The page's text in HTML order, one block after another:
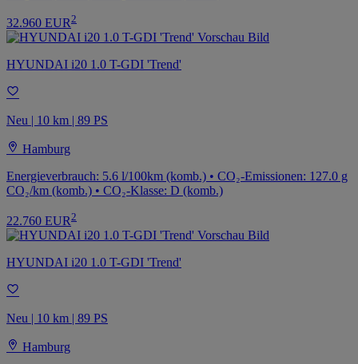
32.960 EUR 2
HYUNDAI i20 1.0 T-GDI 'Trend'
Neu | 10 km | 89 PS
Hamburg
Energieverbrauch: 5.6 l/100km (komb.) • CO₂-Emissionen: 127.0 g
CO₂/km (komb.) • CO₂-Klasse: D (komb.)
22.760 EUR 2
HYUNDAI i20 1.0 T-GDI 'Trend'
Neu | 10 km | 89 PS
Hamburg